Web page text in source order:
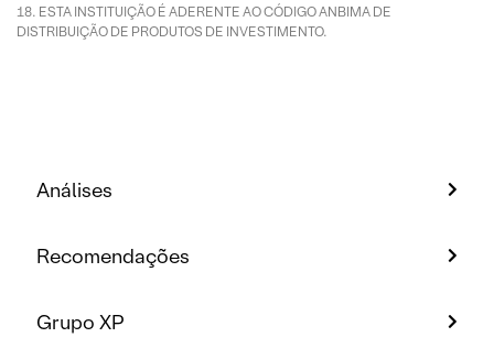
ESTA INSTITUIÇÃO É ADERENTE AO CÓDIGO ANBIMA DE
DISTRIBUIÇÃO DE PRODUTOS DE INVESTIMENTO.
Análises
Recomendações
Grupo XP